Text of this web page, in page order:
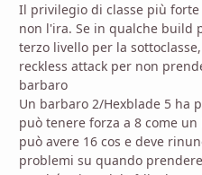
Il privilegio di classe più
non l'ira. Se in qualche build
terzo livello per la
reckless attack per non
barbaro
Un barbaro 2/Hexblade 5 ha
può tenere forza a 8 come
può avere 16 cos e deve
problemi su quando